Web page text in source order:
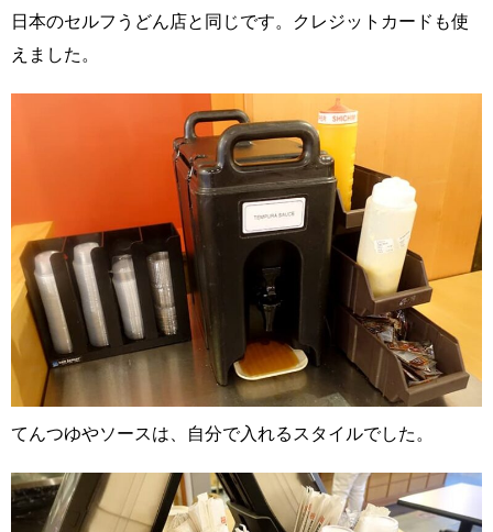
日本のセルフうどん店と同じです。クレジットカードも使
えました。
てんつゆやソースは、自分で入れるスタイルでした。